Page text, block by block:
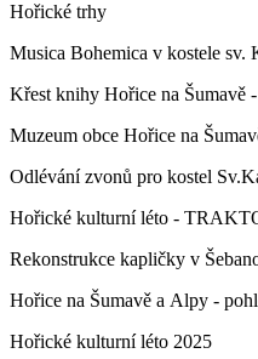
Hořické trhy
Musica Bohemica v kostele sv.
Křest knihy Hořice na Šumavě
Muzeum obce Hořice na
Odlévání zvonů pro kostel
Hořické kulturní léto -
Rekonstrukce kapličky v
Hořice na Šumavě a Alpy -
Hořické kulturní léto 2025